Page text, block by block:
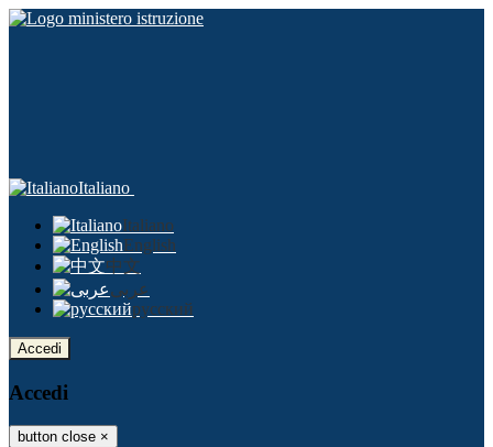
Italiano
Italiano
English
中文
عربى
русский
Accedi
Accedi
button close ×